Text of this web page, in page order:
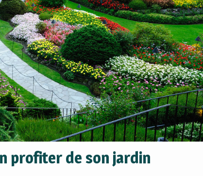
profiter de son jardin